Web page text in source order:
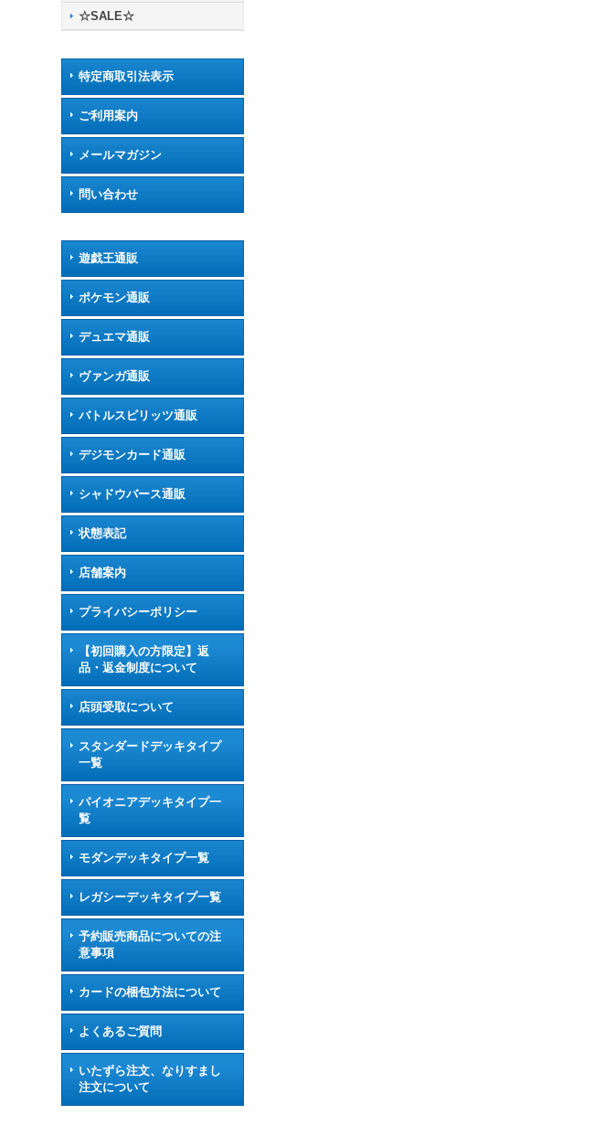
☆SALE☆
特定商取引法表示
ご利用案内
メールマガジン
問い合わせ
遊戯王通販
ポケモン通販
デュエマ通販
ヴァンガ通販
バトルスピリッツ通販
デジモンカード通販
シャドウバース通販
状態表記
店舗案内
プライバシーポリシー
【初回購入の方限定】返
品・返金制度について
店頭受取について
スタンダードデッキタイプ
一覧
パイオニアデッキタイプ一
覧
モダンデッキタイプ一覧
レガシーデッキタイプ一覧
予約販売商品についての注
意事項
カードの梱包方法について
よくあるご質問
いたずら注文、なりすまし
注文について